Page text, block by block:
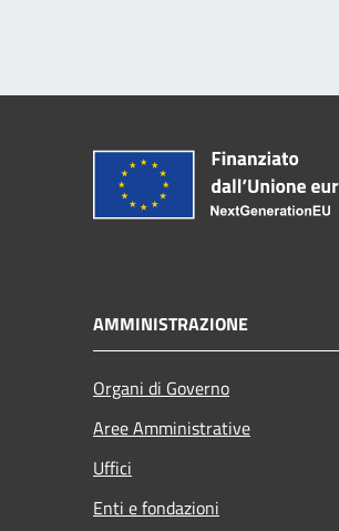
AMMINISTRAZIONE
Organi di Governo
Aree Amministrative
Uffici
Enti e fondazioni